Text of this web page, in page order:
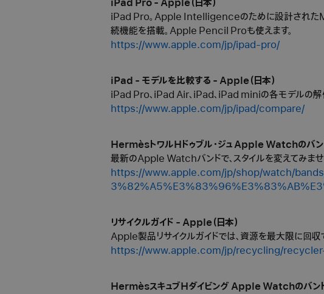
iPad Pro - Apple（日本）
iPad Pro。Apple Intelligenceのために設計されたM5
続機能を搭載。Apple Pencil Proも使えます。
https://www.apple.com/jp/ipad-pro/
iPad - モデルを比較する - Apple（日本）
iPad Pro、iPad Air、iPad、iPad miniの各モデルの解像
https://www.apple.com/jp/ipad/compare/
HermèsトワルHドゥブル・ジュ Apple Watchのバン
最新のApple Watchバンドで、スタイルを変えてみませ
https://www.apple.com/jp/shop/watch/
リサイクルガイド - Apple（日本）
Apple製品リサイクルガイドでは、資源を最大限に回
https://www.apple.com/jp/recycling/
HermèsスキュブHダイビング Apple Watchのバン